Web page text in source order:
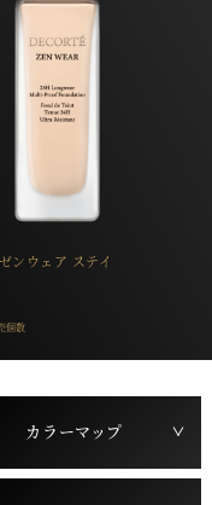
ゼンウェア ステイ
個数
カラーマップ